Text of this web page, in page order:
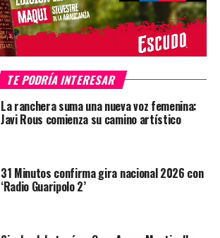
TE PODRÍA INTERESAR
La ranchera suma una nueva voz femenina:
Javi Rous comienza su camino artístico
31 Minutos confirma gira nacional 2026 con
‘Radio Guaripolo 2’